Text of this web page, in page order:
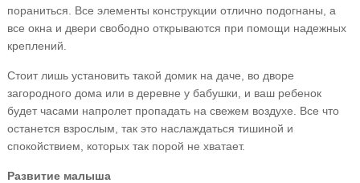
пораниться. Все элементы конструкции отлично подогнаны, а
все окна и двери свободно открываются при помощи надежных
креплений.
Стоит лишь установить такой домик на даче, во дворе
загородного дома или в деревне у бабушки, и ваш ребенок
будет часами напролет пропадать на свежем воздухе. Все что
останется взрослым, так это наслаждаться тишиной и
спокойствием, которых так порой не хватает.
Развитие малыша